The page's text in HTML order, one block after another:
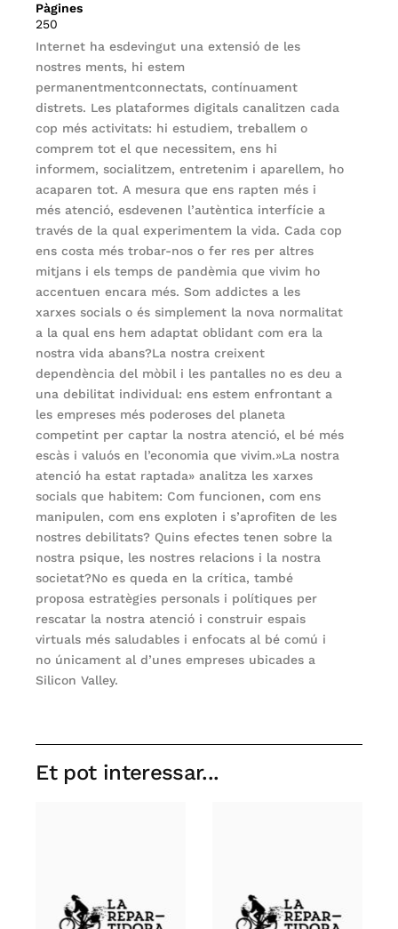
Pàgines
250
Internet ha esdevingut una extensió de les
nostres ments, hi estem
permanentmentconnectats, contínuament
distrets. Les plataformes digitals canalitzen cada
cop més activitats: hi estudiem, treballem o
comprem tot el que necessitem, ens hi
informem, socialitzem, entretenim i aparellem, ho
acaparen tot. A mesura que ens rapten més i
més atenció, esdevenen l’autèntica interfície a
través de la qual experimentem la vida. Cada cop
ens costa més trobar-nos o fer res per altres
mitjans i els temps de pandèmia que vivim ho
accentuen encara més. Som addictes a les
xarxes socials o és simplement la nova normalitat
a la qual ens hem adaptat oblidant com era la
nostra vida abans?La nostra creixent
dependència del mòbil i les pantalles no es deu a
una debilitat individual: ens estem enfrontant a
les empreses més poderoses del planeta
competint per captar la nostra atenció, el bé més
escàs i valuós en l’economia que vivim.»La nostra
atenció ha estat raptada» analitza les xarxes
socials que habitem: Com funcionen, com ens
manipulen, com ens exploten i s’aprofiten de les
nostres debilitats? Quins efectes tenen sobre la
nostra psique, les nostres relacions i la nostra
societat?No es queda en la crítica, també
proposa estratègies personals i polítiques per
rescatar la nostra atenció i construir espais
virtuals més saludables i enfocats al bé comú i
no únicament al d’unes empreses ubicades a
Silicon Valley.
Et pot interessar...